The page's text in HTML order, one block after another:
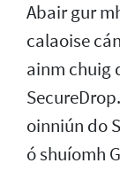
Abair gur
calaoise
ainm chuig
oinniún do
ó shuíomh